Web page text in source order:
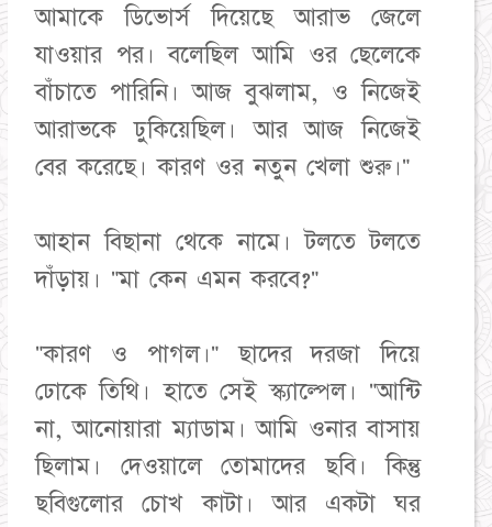
আমাকে ডিভোর্স দিয়েছে আরাভ জেলে
যাওয়ার পর। বলেছিল আমি ওর ছেলেকে
বাঁচাতে পারিনি। আজ বুঝলাম, ও নিজেই
আরাভকে ঢুকিয়েছিল। আর আজ নিজেই
বের করেছে। কারণ ওর নতুন খেলা শুরু।"
আহান বিছানা থেকে নামে। টলতে টলতে
দাঁড়ায়। "মা কেন এমন করবে?"
"কারণ ও পাগল।" ছাদের দরজা দিয়ে
ঢোকে তিথি। হাতে সেই স্ক্যাল্পেল। "আন্টি
না, আনোয়ারা ম্যাডাম। আমি ওনার বাসায়
ছিলাম। দেওয়ালে তোমাদের ছবি। কিন্তু
ছবিগুলোর চোখ কাটা। আর একটা ঘর